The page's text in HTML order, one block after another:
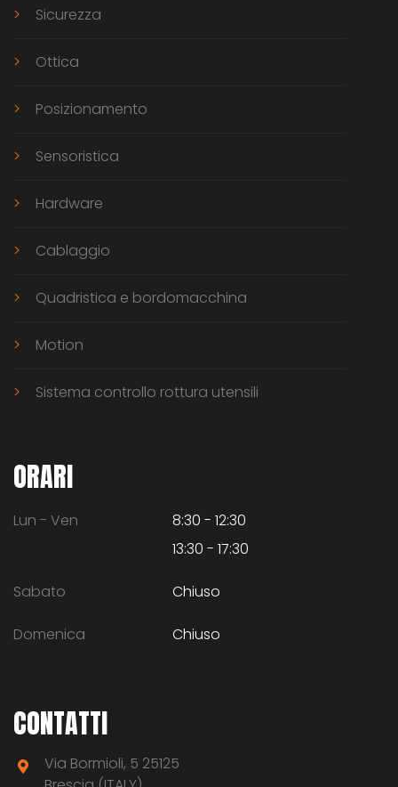
Sicurezza
Ottica
Posizionamento
Sensoristica
Hardware
Cablaggio
Quadristica e bordomacchina
Motion
Sistema controllo rottura utensili
ORARI
Lun - Ven
8:30 - 12:30
13:30 - 17:30
Sabato Chiuso
Domenica Chiuso
CONTATTI
Via Bormioli, 5 25125